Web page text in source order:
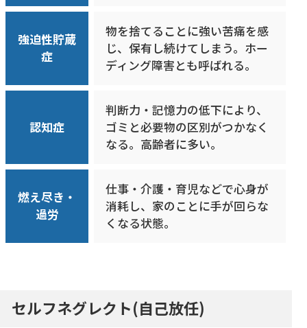
強迫性貯蔵
症
物を捨てることに強い苦痛を感
じ、保有し続けてしまう。ホー
ディング障害とも呼ばれる。
認知症
判断力・記憶力の低下により、
ゴミと必要物の区別がつかなく
なる。高齢者に多い。
燃え尽き・
過労
仕事・介護・育児などで心身が
消耗し、家のことに手が回らな
くなる状態。
セルフネグレクト(自己放任)